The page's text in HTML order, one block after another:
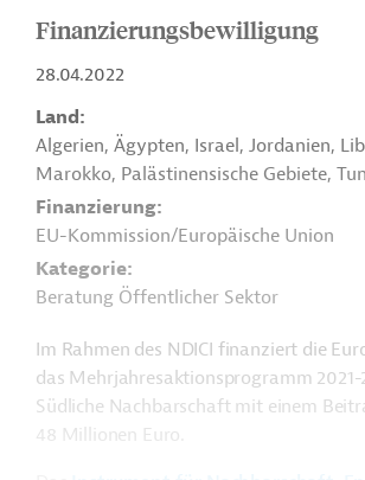
Finanzierungsbewilligung
28.04.2022
Land
Algerien, Ägypten, Israel, Jordanien,
Marokko, Palästinensische Gebiete,
Finanzierung
EU-Kommission/Europäische Union
Kategorie
Beratung Öffentlicher Sektor
Im Rahmen des NDICI finanziert die
das Mehrjahresaktionsprogramm
Südliche Nachbarschaft mit einem
48 Millionen Euro.